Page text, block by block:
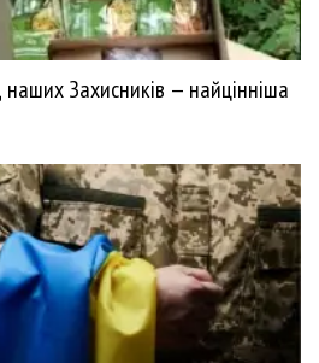
наших Захисників — найцінніша